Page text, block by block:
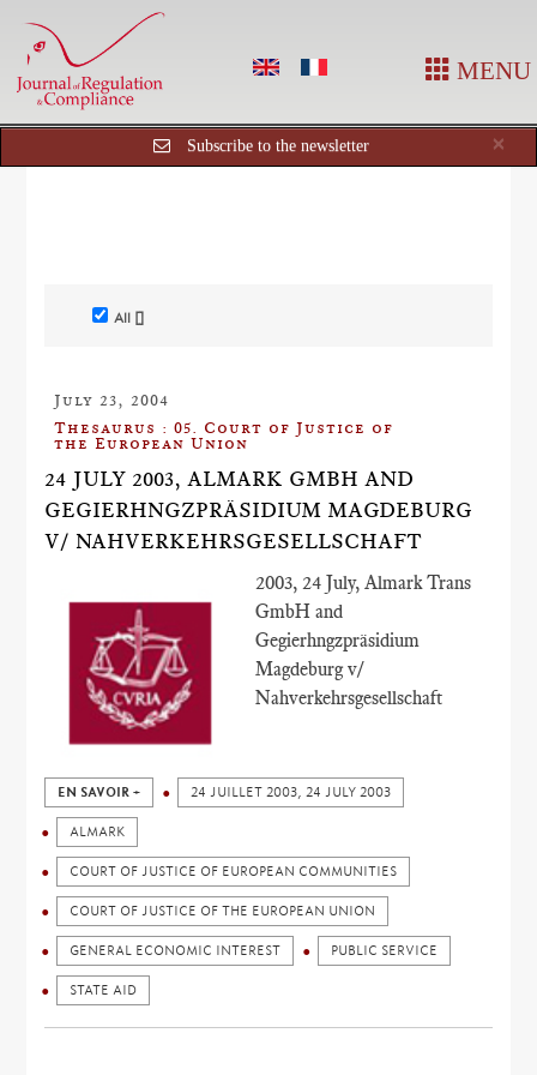
MENU
×
Subscribe to the newsletter
All []
July 23, 2004
Thesaurus : 05. Court of Justice of
the European Union
24 JULY 2003, ALMARK GMBH AND
GEGIERHNGZPRÄSIDIUM MAGDEBURG
V/ NAHVERKEHRSGESELLSCHAFT
2003, 24 July, Almark Trans
GmbH and
Gegierhngzpräsidium
Magdeburg v/
Nahverkehrsgesellschaft
EN SAVOIR + 24 JUILLET 2003, 24 JULY 2003
ALMARK
COURT OF JUSTICE OF EUROPEAN COMMUNITIES
COURT OF JUSTICE OF THE EUROPEAN UNION
GENERAL ECONOMIC INTEREST PUBLIC SERVICE
STATE AID